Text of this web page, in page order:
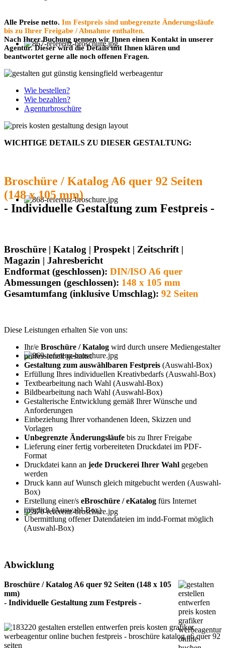
Alle Preise netto. Im Festpreis sind unbegrenzte Änderungsläufe
bis zu Ihrer Freigabe / Abnahme enthalten.
Nach Ihrer Buchung nennen wir Ihnen einen Kontakt in unserer
Agentur. Dieser wird die Details mit Ihnen klären und
beantwortet gerne alle noch offenen Fragen.
Wie bestellen?
Wie bezahlen?
Agenturbroschüre
WICHTIGE DETAILS ZU DIESER GESTALTUNG:
Broschüre / Katalog A6 quer 92 Seiten
(148 x 105 mm)
- Individuelle Gestaltung zum Festpreis -
Broschüre | Katalog | Prospekt | Zeitschrift |
Magazin | Jahresbericht
Endformat (geschlossen): DIN/ISO A6 quer
Abmessungen (geschlossen): 148 x 105 mm
Gesamtumfang (inklusive Umschlag): 92 Seiten
Diese Leistungen erhalten Sie von uns:
Ihr/e Broschüre / Katalog wird durch unsere Mediengestalter
professionell gestaltet
Gestaltung zum auswählbaren Festpreis (Auswahl-Box)
Erfüllung Ihres individuellen Kreativbedarfs (Auswahl-Box)
Textbearbeitung nach Wahl (Auswahl-Box)
Bildbearbeitung nach Wahl (Auswahl-Box)
Gestalterische Entwicklung gemäß Ihrer Wünsche und
Anforderungen
Einbeziehung Ihrer vorhandenen Ideen, Skizzen und
Vorlagen
Unbegrenzte Änderungsläufe bis zu Ihrer Freigabe
Lieferung einer fertig vorbereiteten Druckdatei im PDF-
Format
Druckdatei kann an jede Druckerei Ihrer Wahl gegeben
werden
Druck kann auf Wunsch gleich mitgebucht werden (Auswahl-
Box)
Erstellung einer/s eBroschüre / eKatalog fürs Internet
möglich (Auswahl-Box)
Übermittlung offener Datendateien im indd-Format möglich
(Auswahl-Box)
Abwicklung
Broschüre / Katalog A6 quer 92 Seiten (148 x 105
mm)
- Individuelle Gestaltung zum Festpreis -